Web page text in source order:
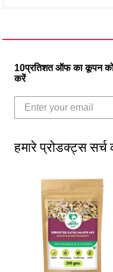
10प्रतिशत ऑफ का कूपन
करें
हमारे प्रोडक्ट्स